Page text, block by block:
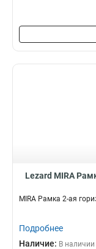
Lezard MIRA
MIRA Рамка 2-ая
Подробнее
Наличие: В наличии